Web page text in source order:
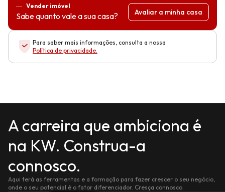
Vender imóvel
Sabe quanto vale a sua casa? Avaliar a minha casa
Para saber mais informações, consulta a nossa
Política de privacidade.
A carreira que ambiciona é
na KW. Construa-a
connosco.
Aqui terá as ferramentas e a formação para fazer crescer o seu negócio,
onde o seu potencial é o fator diferenciador. Cresça connosco.